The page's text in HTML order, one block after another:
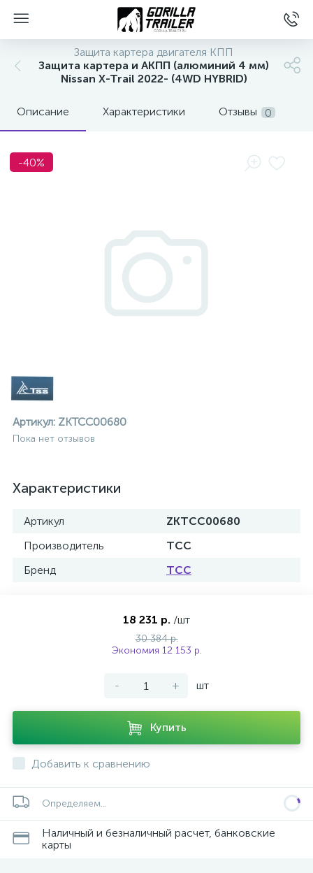
Защита картера двигателя КПП
Защита картера и АКПП (алюминий 4 мм)
Nissan X-Trail 2022- (4WD HYBRID)
Описание Характеристики Отзывы 0
-40%
Артикул: ZKTCC00680
Пока нет отзывов
Характеристики
Артикул
ZKTCC00680
Производитель
ТСС
Бренд
ТСС
18 231 р. /шт
30 384 р.
Экономия 12 153 р.
- + шт
Купить
Добавить к сравнению
Определяем...
Наличный и безналичный расчет, банковские
карты